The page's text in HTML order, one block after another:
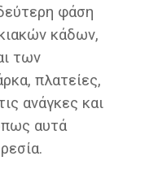
φάση
κάδων,
των
πλατείες,
ανάγκες και
αυτά